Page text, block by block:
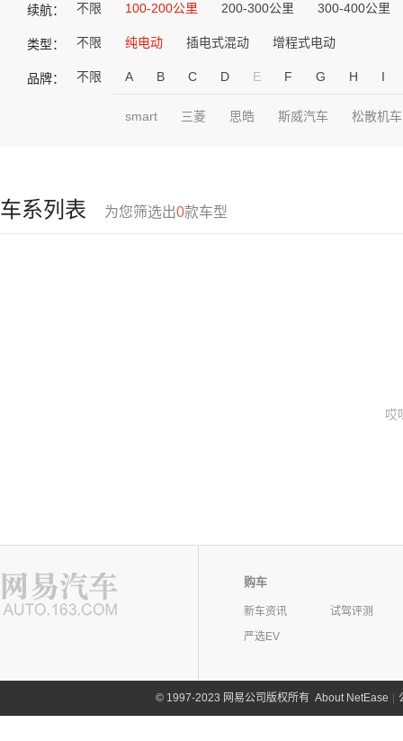
续航： 不限 100-200公里 200-300公里 300-400公里
类型： 不限 纯电动 插电式混动 增程式电动
品牌： 不限 A B C D E F G H I
smart 三菱 思皓 斯威汽车 松散机车
车系列表 为您筛选出0款车型
哎
购车
新车资讯
试驾评测
严选EV
©1997-2023 网易公司版权所有 About NetEase